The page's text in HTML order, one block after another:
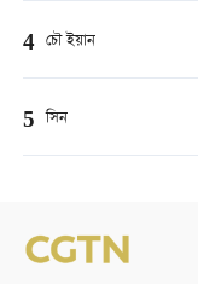
4 চৌ ইয়ান
5 সিন